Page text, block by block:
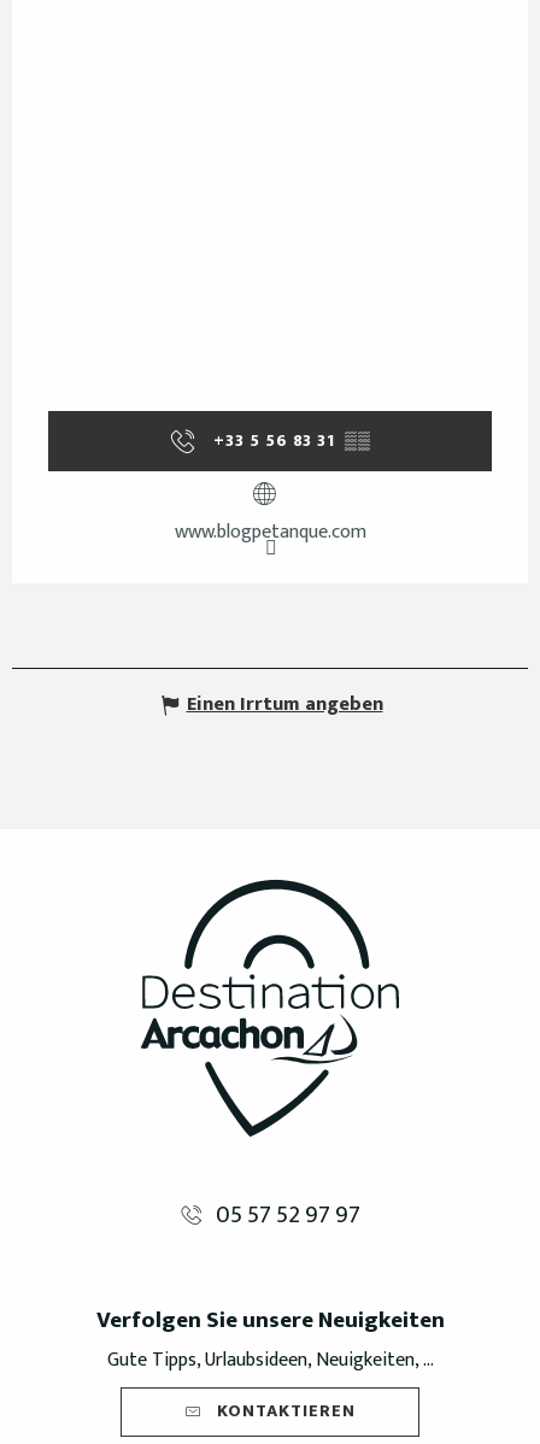
+33 5 56 83 31 ▒▒
www.blogpetanque.com
Einen Irrtum angeben
05 57 52 97 97
Verfolgen Sie unsere Neuigkeiten
Gute Tipps, Urlaubsideen, Neuigkeiten, ...
KONTAKTIEREN